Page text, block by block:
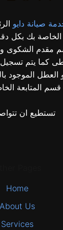
صيانة دايو
الخاصة بك بكل
مقدم الشكوى و
كما يتم
العطل الموجود
المتابعة
تستطيع ان
Home
About Us
Services